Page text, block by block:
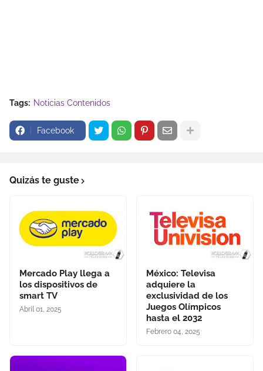
Tags: Noticias Contenidos
Facebook
Quizás te guste
Mercado Play llega a
los dispositivos de
smart TV
Abril 01, 2025
México: Televisa
adquiere la
exclusividad de los
Juegos Olímpicos
hasta el 2032
Febrero 04, 2025